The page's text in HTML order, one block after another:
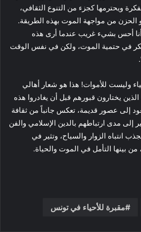
ويحترمها كجزء من التنوع الثقافي،
من مواجهة الموت بهذه الطريقة.
أحس بشيء غريب عندما أرى هذه
في حتمية الموت، ولكن في نفس الوقت
وليست للأموات! هذا هو شعار أهالي
الذين يختارون قبورهم قبل أن يغادروا هذه
إلى عصور قديمة، تعكس جانباً من ثقافة
إلى مدى ارتباطهم بالدين الإسلامي والفن
انتباه الزوار والسياح، وتثير في
بينها التأمل في الموت والحياة.
مقبرة للأحياء في تونس